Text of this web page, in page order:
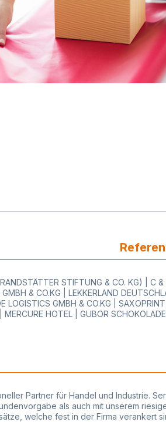
STIFTUNG & CO. KG) | C
& CO.KG | LEKKERLAND
LOGISTICS GMBH & CO.KG |
HOTEL | GUBOR
Partner für Handel und Industrie.
als auch mit unserem
welche fest in der Firma verankert